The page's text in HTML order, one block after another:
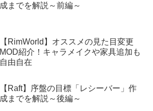
成までを解説～前編～
【RimWorld】オススメの見た目変更
MOD紹介！キャラメイクや家具追加も
自由自在
【Raft】序盤の目標「レシーバー」作
成までを解説～後編～